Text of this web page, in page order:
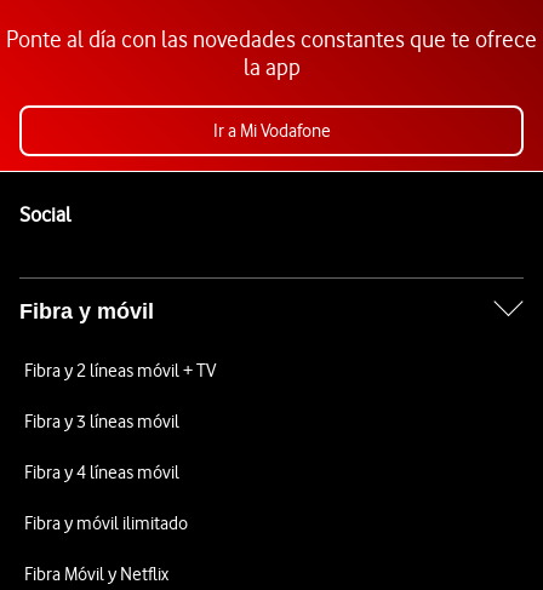
Ponte al día con las novedades constantes que te ofrece
la app
Ir a Mi Vodafone
SocialEnlaces a las redes sociales de Vodafone
Fibra y móvil
Fibra y 2 líneas móvil + TV
Fibra y 3 líneas móvil
Fibra y 4 líneas móvil
Fibra y móvil ilimitado
Fibra Móvil y Netflix